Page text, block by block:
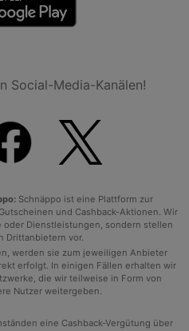
Social-Media-Kanälen!
Schnäppo ist eine Plattform zur
und Cashback-Aktionen. Wir
Dienstleistungen, sondern stellen
Drittanbietern vor.
werden sie zum jeweiligen Anbieter
erfolgt. In einigen Fällen erhalten wir
die wir teilweise in Form von
Nutzer weitergeben.
eine Cashback-Vergütung über